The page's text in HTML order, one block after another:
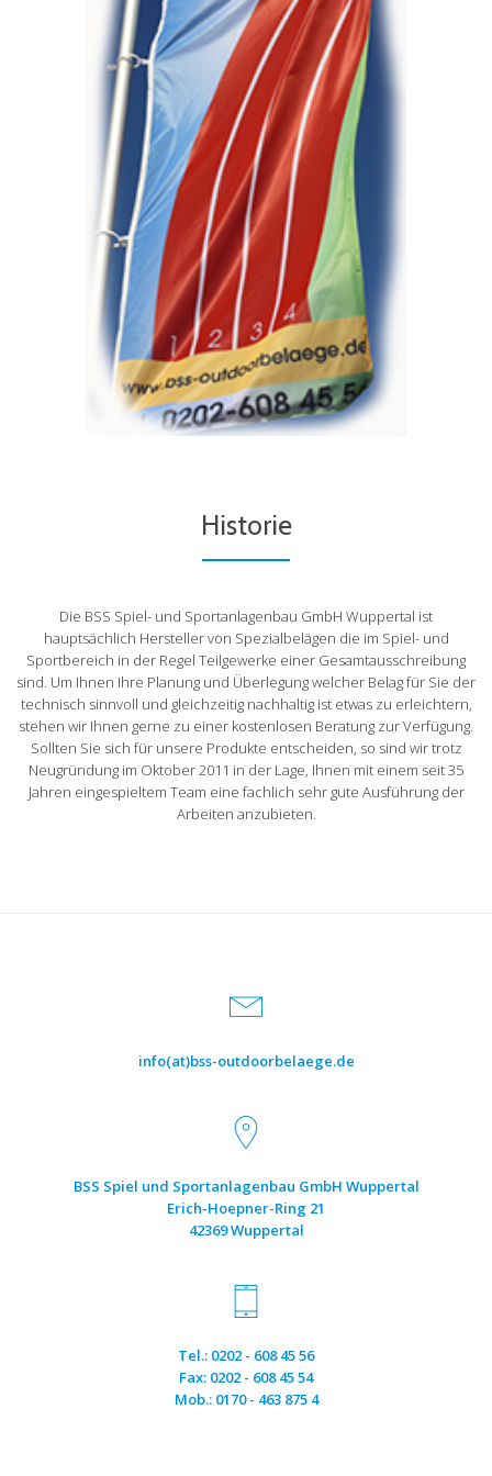
Historie
Die BSS Spiel- und Sportanlagenbau GmbH Wuppertal ist
hauptsächlich Hersteller von Spezialbelägen die im Spiel- und
Sportbereich in der Regel Teilgewerke einer Gesamtausschreibung
sind. Um Ihnen Ihre Planung und Überlegung welcher Belag für Sie der
technisch sinnvoll und gleichzeitig nachhaltig ist etwas zu erleichtern,
stehen wir Ihnen gerne zu einer kostenlosen Beratung zur Verfügung.
Sollten Sie sich für unsere Produkte entscheiden, so sind wir trotz
Neugründung im Oktober 2011 in der Lage, Ihnen mit einem seit 35
Jahren eingespieltem Team eine fachlich sehr gute Ausführung der
Arbeiten anzubieten.
info(at)bss-outdoorbelaege.de
BSS Spiel und Sportanlagenbau GmbH Wuppertal
Erich-Hoepner-Ring 21
42369 Wuppertal
Tel.: 0202 - 608 45 56
Fax: 0202 - 608 45 54
Mob.: 0170 - 463 875 4